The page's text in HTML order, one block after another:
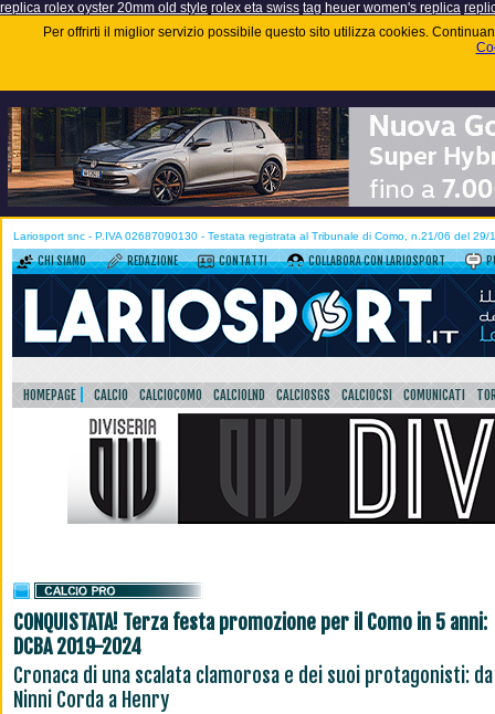
replica rolex oyster 20mm old style rolex eta swiss tag heuer women's replica
Per offrirti il miglior servizio possibile questo sito utilizza cookies.
Lariosport snc - P.IVA 02687090130 - Testata registrata al Tribunale di Como, n.21/06 del 29/
CHI SIAMO REDAZIONE CONTATTI COLLABORA CON LARIOSPORT
HOMEPAGE CALCIO CALCIOCOMO CALCIOLND CALCIOSGS CALCIOCSI COMUNICATI
CONQUISTATA! Terza festa promozione per il Como in 5 anni:
DCBA 2019-2024
Cronaca di una scalata clamorosa e dei suoi protagonisti: da
Ninni Corda a Henry